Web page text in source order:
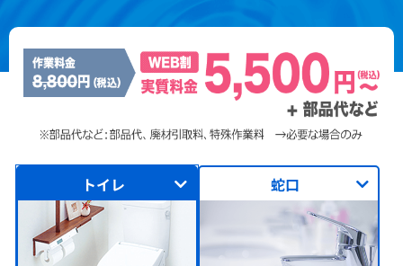
トイレ 蛇口